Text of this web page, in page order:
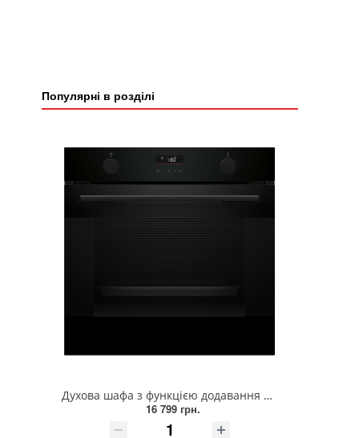
Популярні в розділі
Духова шафа з функцією додавання пари вбудовувана BOSCH HUA736EA0T
16 799 грн.